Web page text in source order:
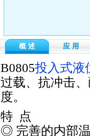
概 述 应 用
B0805投入式液
过载、抗冲击
度。
特 点
◎ 完善的内部